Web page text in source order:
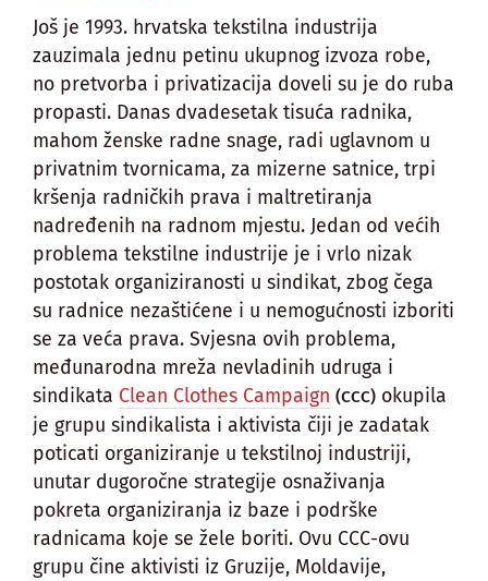
Još je 1993. hrvatska tekstilna industrija
zauzimala jednu petinu ukupnog izvoza robe,
no pretvorba i privatizacija doveli su je do ruba
propasti. Danas dvadesetak tisuća radnika,
mahom ženske radne snage, radi uglavnom u
privatnim tvornicama, za mizerne satnice, trpi
kršenja radničkih prava i maltretiranja
nadređenih na radnom mjestu. Jedan od većih
problema tekstilne industrije je i vrlo nizak
postotak organiziranosti u sindikat, zbog čega
su radnice nezaštićene i u nemogućnosti izboriti
se za veća prava. Svjesna ovih problema,
međunarodna mreža nevladinih udruga i
sindikata Clean Clothes Campaign (CCC) okupila
je grupu sindikalista i aktivista čiji je zadatak
poticati organiziranje u tekstilnoj industriji,
unutar dugoročne strategije osnaživanja
pokreta organiziranja iz baze i podrške
radnicama koje se žele boriti. Ovu CCC-ovu
grupu čine aktivisti iz Gruzije, Moldavije,